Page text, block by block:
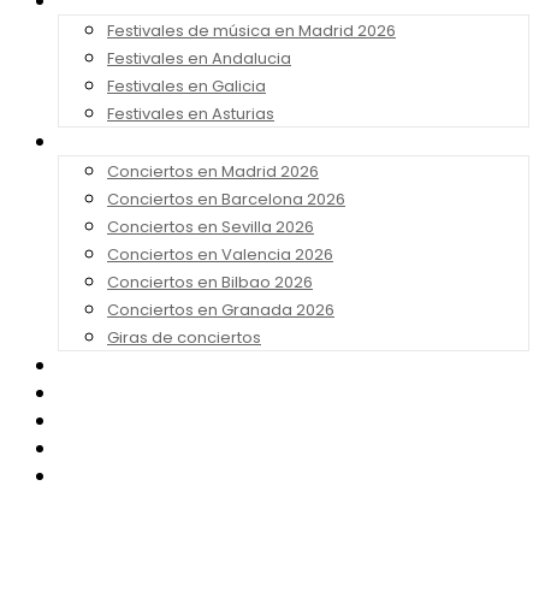
Festivales de música en Madrid 2026
Festivales en Andalucia
Festivales en Galicia
Festivales en Asturias
Conciertos en Madrid 2026
Conciertos en Barcelona 2026
Conciertos en Sevilla 2026
Conciertos en Valencia 2026
Conciertos en Bilbao 2026
Conciertos en Granada 2026
Giras de conciertos